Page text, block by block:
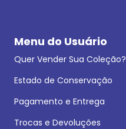
Menu do Usuário
Quer Vender Sua Coleção?
Estado de Conservação
Pagamento e Entrega
Trocas e Devoluções